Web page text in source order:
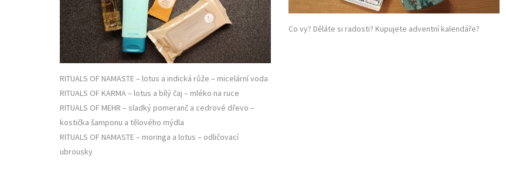
RITUALS OF NAMASTE – lotus a indická růže – micelární voda
RITUALS OF KARMA – lotus a bílý čaj – mléko na ruce
RITUALS OF MEHR – sladký pomeranč a cedrové dřevo –
kostička šamponu a tělového mýdla
RITUALS OF NAMASTE – moringa a lotus – odličovací
ubrousky
Co vy? Děláte si radosti? Kupujete adventní kalendáře?